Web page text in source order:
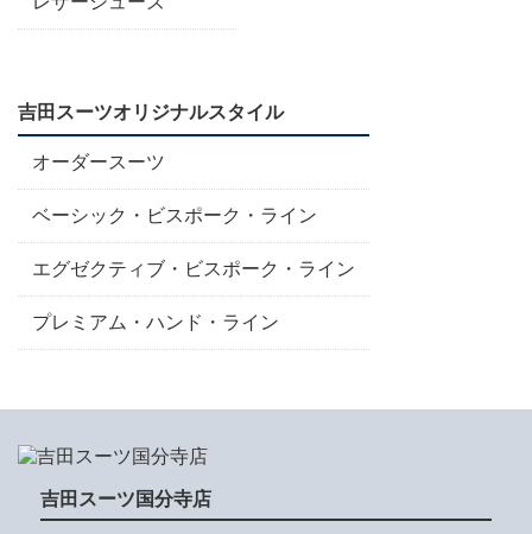
吉田スーツオリジナルスタイル
オーダースーツ
ベーシック・ビスポーク・ライン
エグゼクティブ・ビスポーク・ライン
プレミアム・ハンド・ライン
吉田スーツ国分寺店